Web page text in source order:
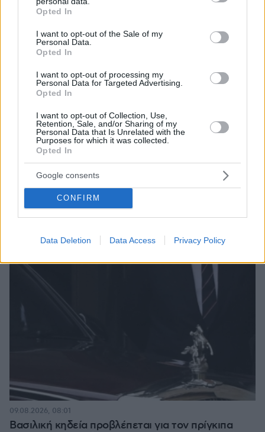
grant or deny consent to Google and its third-party tags to
use your data for below specified purposes in below Google
consent section.
Opted In
I want to opt-out of the Sale of my
Personal Data.
Opted In
I want to opt-out of processing my
Personal Data for Targeted Advertising.
Opted In
I want to opt-out of Collection, Use,
Retention, Sale, and/or Sharing of my
Personal Data that Is Unrelated with the
Purposes for which it was collected.
Opted In
Google consents
CONFIRM
Data Deletion Data Access Privacy Policy
Χωρίς ναυαγοσώστη ήταν το beach bar στην Πάρο
όταν πνίγηκε ο 4χρονος, έρευνα για την άδεια της
πισίνας: Το χρονικό της τραγωδίας
09.08.2026, 09:28
Βασιλική κηδεία προβλέπεται για τον πρίγκιπα
09.08.2026, 08:01